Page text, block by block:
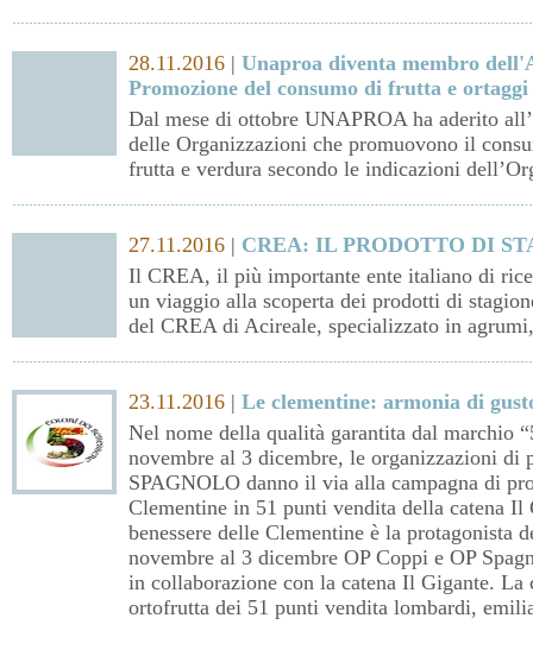
28.11.2016 | Unaproa diventa membro
Promozione del consumo di frutta e
Dal mese di ottobre UNAPROA ha aderito
delle Organizzazioni che promuovono il
frutta e verdura secondo le indicazioni
27.11.2016 | CREA: IL PRODOTTO DI
Il CREA, il più importante ente italiano di
un viaggio alla scoperta dei prodotti di
del CREA di Acireale, specializzato in
23.11.2016 | Le clementine: armonia di
Nel nome della qualità garantita dal marchio
novembre al 3 dicembre, le organizzazioni di
SPAGNOLO danno il via alla campagna di
Clementine in 51 punti vendita della catena Il
benessere delle Clementine è la protagonista
novembre al 3 dicembre OP Coppi e OP
in collaborazione con la catena Il Gigante. La
ortofrutta dei 51 punti vendita lombardi,